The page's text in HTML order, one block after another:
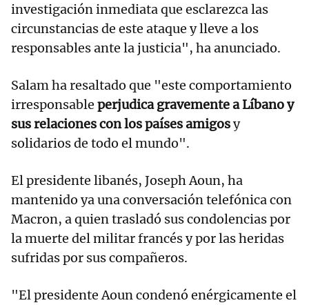
investigación inmediata que esclarezca las
circunstancias de este ataque y lleve a los
responsables ante la justicia", ha anunciado.
Salam ha resaltado que "este comportamiento
irresponsable perjudica gravemente a Líbano y
sus relaciones con los países amigosy
solidarios de todo el mundo".
El presidente libanés, Joseph Aoun, ha
mantenido ya una conversación telefónica con
Macron, a quien trasladó sus condolencias por
la muerte del militar francés y por las heridas
sufridas por sus compañeros.
"El presidente Aoun condenó enérgicamente el